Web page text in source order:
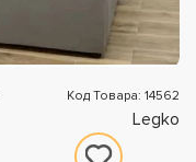
Код Товара: 14562
Legko